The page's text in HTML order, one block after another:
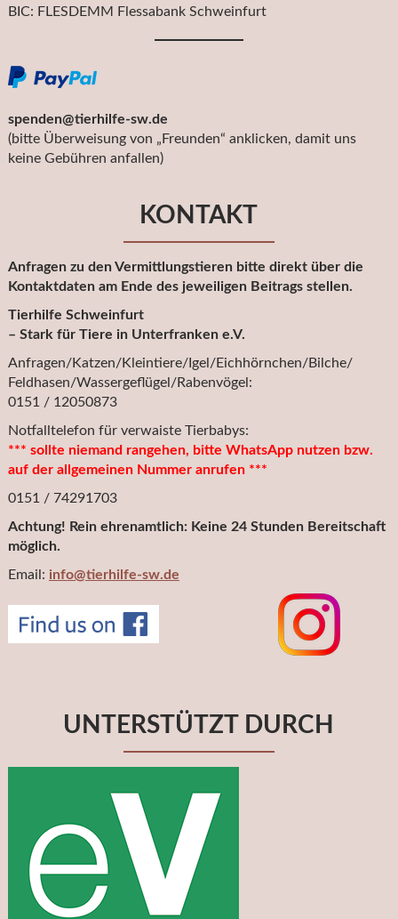
BIC: FLESDEMM Flessabank Schweinfurt
spenden@tierhilfe-sw.de
(bitte Überweisung von „Freunden“ anklicken, damit uns
keine Gebühren anfallen)
KONTAKT
Anfragen zu den Vermittlungstieren bitte direkt über die
Kontaktdaten am Ende des jeweiligen Beitrags stellen.
Tierhilfe Schweinfurt
– Stark für Tiere in Unterfranken e.V.
Anfragen/Katzen/Kleintiere/Igel/Eichhörnchen/Bilche/
Feldhasen/Wassergeflügel/Rabenvögel:
0151 / 12050873
Notfalltelefon für verwaiste Tierbabys:
*** sollte niemand rangehen, bitte WhatsApp nutzen bzw.
auf der allgemeinen Nummer anrufen ***
0151 / 74291703
Achtung! Rein ehrenamtlich: Keine 24 Stunden Bereitschaft
möglich.
Email: info@tierhilfe-sw.de
UNTERSTÜTZT DURCH